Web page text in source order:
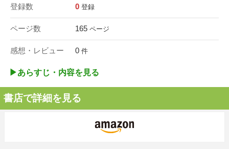
登録数 0 登録
ページ数 165 ページ
感想・レビュー 0 件
▶︎あらすじ・内容を見る
書店で詳細を見る